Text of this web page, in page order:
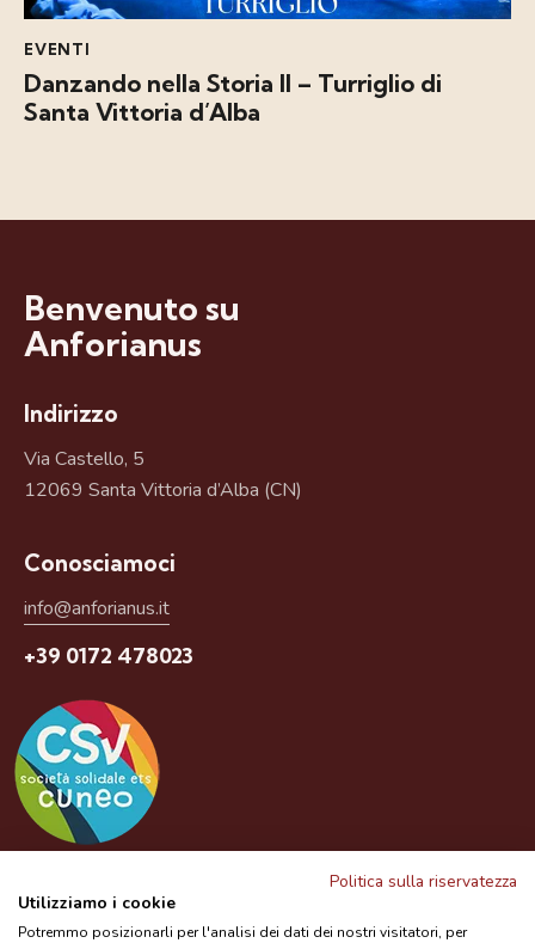
EVENTI
Danzando nella Storia II – Turriglio di
Santa Vittoria d’Alba
Benvenuto su
Anforianus
Indirizzo
Via Castello, 5
12069 Santa Vittoria d’Alba (CN)
Conosciamoci
info@anforianus.it
+39 0172 478023
Politica sulla riservatezza
Utilizziamo i cookie
Potremmo posizionarli per l'analisi dei dati dei nostri visitatori, per